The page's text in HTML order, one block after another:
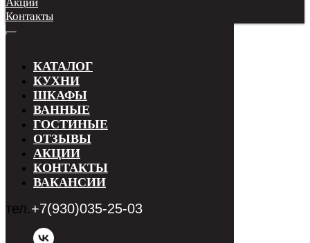
Контакты
КАТАЛОГ
КУХНИ
ШКАФЫ
ВАННЫЕ
ГОСТИНЫЕ
ОТЗЫВЫ
АКЦИИ
КОНТАКТЫ
ВАКАНСИИ
тел.+7(930)035-25-03